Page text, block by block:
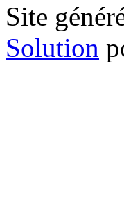
Site
Solution